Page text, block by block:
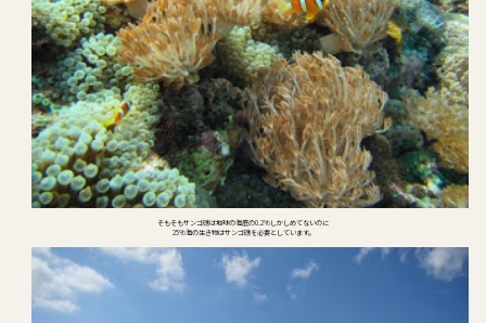
そもそもサンゴ礁は地球の海底の0.2%しかしめてないのに
25%海の生き物はサンゴ礁を必要としています。